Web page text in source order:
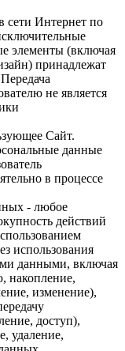
сети Интернет по
элементы (включая
принадлежат
не является
Сайт.
данные
в процессе
- любое
действий
использования
данными, включая
накопление,
изменение),
доступ),
удаление,